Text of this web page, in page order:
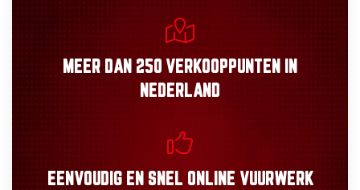
MEER DAN 250 VERKOOPPUNTEN
IN
NEDERLAND
EENVOUDIGEN SNEL ONLINE VUURWERK